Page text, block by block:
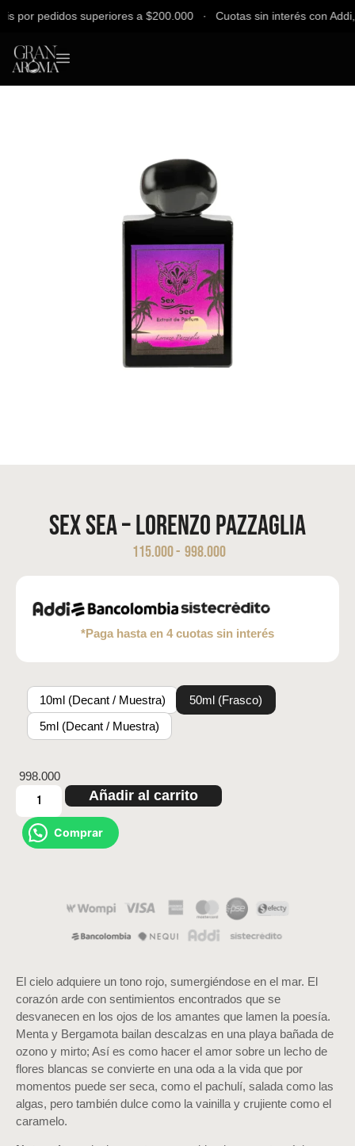
pedidos superiores a $200.000 ∙ Cuotas sin interés con Addi,
Sex Sea – Lorenzo Pazzaglia
115.000- 998.000
*Paga hasta en 4 cuotas sin interés
10ml (Decant / Muestra)
50ml (Frasco)
5ml (Decant / Muestra)
998.000
Añadir al carrito
Comprar
El cielo adquiere un tono rojo, sumergiéndose en el mar. El
corazón arde con sentimientos encontrados que se
desvanecen en los ojos de los amantes que lamen la poesía.
Menta y Bergamota bailan descalzas en una playa bañada de
ozono y mirto; Así es como hacer el amor sobre un lecho de
flores blancas se convierte en una oda a la vida que por
momentos puede ser seca, como el pachulí, salada como las
algas, pero también dulce como la vainilla y crujiente como el
caramelo.